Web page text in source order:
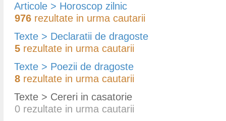
Articole > Horoscop zilnic
976 rezultate in urma cautarii
Texte > Declaratii de dragoste
5 rezultate in urma cautarii
Texte > Poezii de dragoste
8 rezultate in urma cautarii
Texte > Cereri in casatorie
0 rezultate in urma cautarii